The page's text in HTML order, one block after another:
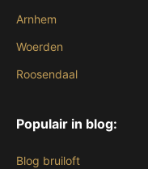
Arnhem
Woerden
Roosendaal
Populair in blog:
Blog bruiloft